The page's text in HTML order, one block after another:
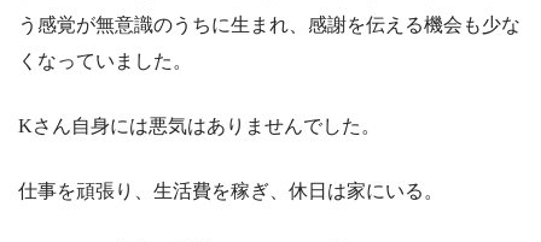
う感覚が無意識のうちに生まれ、感謝を伝える機会も少な
くなっていました。
Kさん自身には悪気はありませんでした。
仕事を頑張り、生活費を稼ぎ、休日は家にいる。